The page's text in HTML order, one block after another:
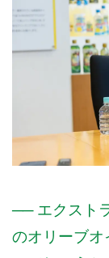
── エクスト
のオリーブオ